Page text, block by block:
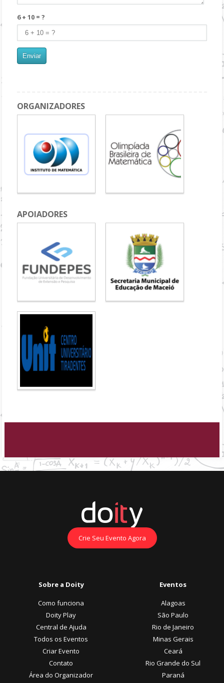
6 + 10 = ?
ORGANIZADORES
APOIADORES
Crie Seu Evento Agora
Sobre a Doity
Como funciona
Doity Play
Central de Ajuda
Todos os Eventos
Criar Evento
Contato
Área do Organizador
Eventos
Alagoas
São Paulo
Rio de Janeiro
Minas Gerais
Ceará
Rio Grande do Sul
Paraná